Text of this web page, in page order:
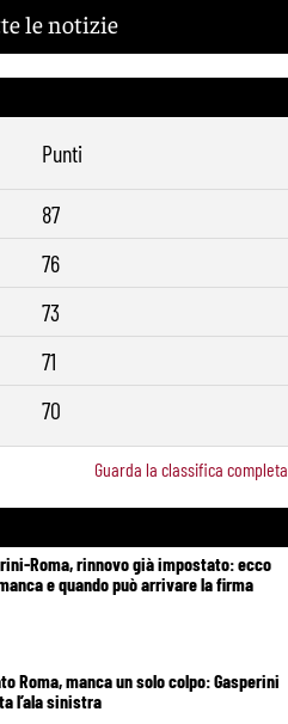
Cacciamani: il Torino alza il muro
le notizie
Punti
87
76
73
71
70
Guarda la classifica completa
Roma, rinnovo già impostato: ecco
e quando può arrivare la firma
Roma, manca un solo colpo: Gasperini
l’ala sinistra